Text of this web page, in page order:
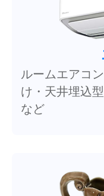
ルームエアコ
け・天井埋込
など